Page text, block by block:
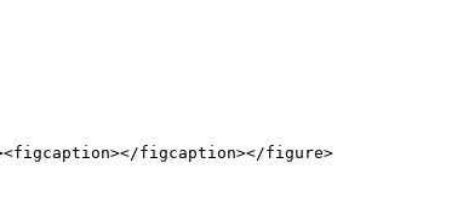
figcaption></figure>